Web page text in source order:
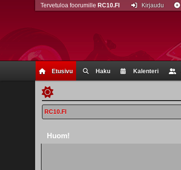
Etusivu Haku Kalenteri
Tervetuloa foorumille RC10.FI Kirjaudu
RC10.FI
Huom!